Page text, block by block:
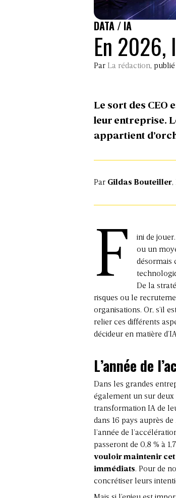
DATA / IA
En 2026,
Par La rédaction,
Le sort des CEO
leur entreprise.
appartient
Par Gildas Bouteiller,
F
ini de
ou un
désormais
De la
risques ou le
organisations. Or, s’il
relier ces différents
décideur en matière
L’année de
Dans les grandes
également un sur
transformation IA de
dans 16 pays auprès
l’année de
passeront de 0,8 % à
vouloir maintenir cet
immédiats. Pour de
concrétiser leurs